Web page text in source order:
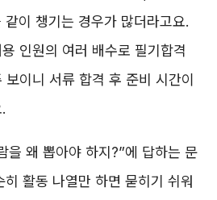
이 챙기는 경우가 많더라고요.
인원의 여러 배수로 필기합격
이니 서류 합격 후 준비 시간이
을 왜 뽑아야 하지?”에 답하는 문
활동 나열만 하면 묻히기 쉬워